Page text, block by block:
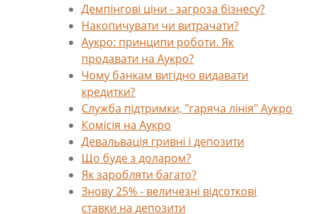
Демпінгові ціни - загроза бізнесу?
Накопичувати чи витрачати?
Аукро: принципи роботи. Як
продавати на Аукро?
Чому банкам вигідно видавати
кредитки?
Служба підтримки, "гаряча лінія" Аукро
Комісія на Аукро
Девальвація гривні і депозити
Що буде з доларом?
Як заробляти багато?
Знову 25% - величезні відсоткові
ставки на депозити